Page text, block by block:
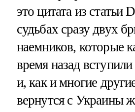
это цитата из статьи
судьбах сразу двух
наемников, которые
время назад
и, как и многие
вернутся с Украины